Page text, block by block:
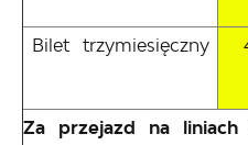
Bilet trzymiesięczny
Za przejazd na liniach